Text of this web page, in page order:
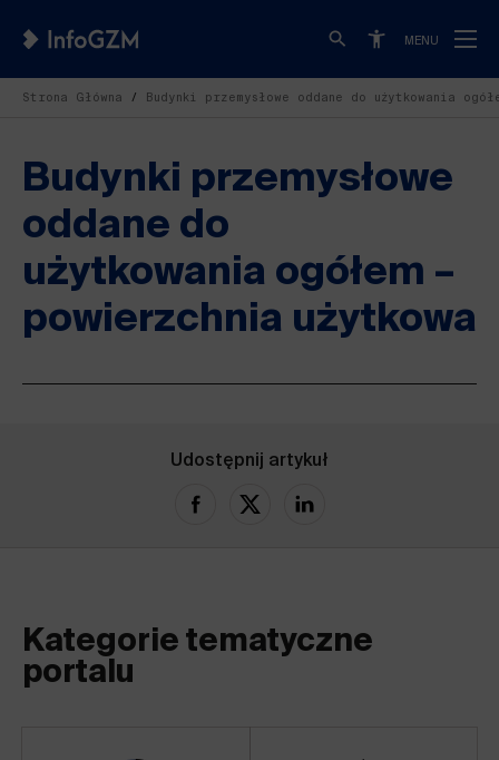
MENU
Strona Główna Budynki przemysłowe oddane do użytkowania
Budynki przemysłowe
oddane do
użytkowania ogółem –
powierzchnia użytkowa
Udostępnij artykuł
Kategorie tematyczne
portalu